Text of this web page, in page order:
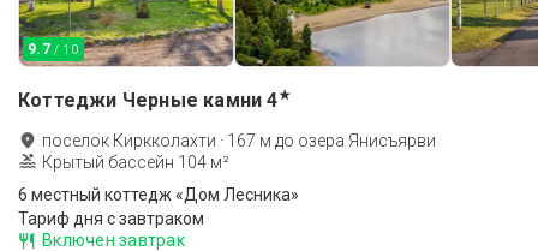
9.7 / 10
Коттеджи Черные камни 4★
поселок Киркколахти · 167 м до озера Янисъярви
Крытый бассейн 104 м²
6 местный коттедж «Дом Лесника»
Тариф дня с завтраком
Включен завтрак